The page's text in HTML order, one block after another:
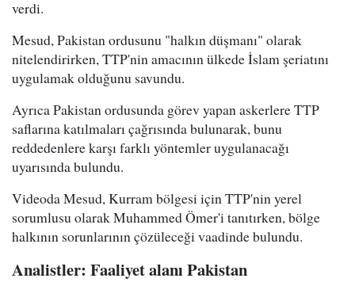
verdi.
Mesud, Pakistan ordusunu "halkın düşmanı" olarak
nitelendirirken, TTP'nin amacının ülkede İslam şeriatını
uygulamak olduğunu savundu.
Ayrıca Pakistan ordusunda görev yapan askerlere TTP
saflarına katılmaları çağrısında bulunarak, bunu
reddedenlere karşı farklı yöntemler uygulanacağı
uyarısında bulundu.
Videoda Mesud, Kurram bölgesi için TTP'nin yerel
sorumlusu olarak Muhammed Ömer'i tanıtırken, bölge
halkının sorunlarının çözüleceği vaadinde bulundu.
Analistler: Faaliyet alanı Pakistan